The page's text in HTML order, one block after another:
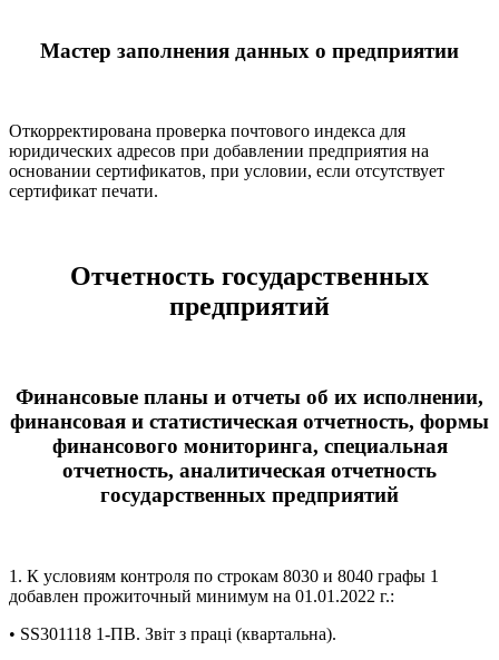
Мастер заполнения данных о предприятии
Откорректирована проверка почтового индекса для
юридических адресов при добавлении предприятия на
основании сертификатов, при условии, если отсутствует
сертификат печати.
Отчетность государственных
предприятий
Финансовые планы и отчеты об их исполнении,
финансовая и статистическая отчетность, формы
финансового мониторинга, специальная
отчетность, аналитическая отчетность
государственных предприятий
1. К условиям контроля по строкам 8030 и 8040 графы 1
добавлен прожиточный минимум на 01.01.2022 г.:
• SS301118 1-ПВ. Звіт з праці (квартальна).